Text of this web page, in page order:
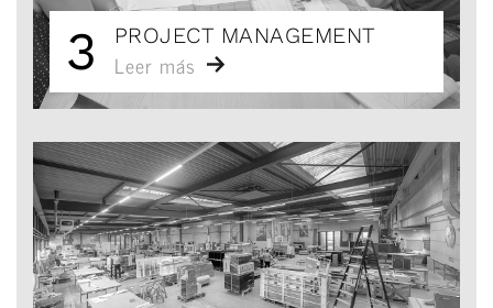
3 PROJECT MANAGEMENT
Leer más